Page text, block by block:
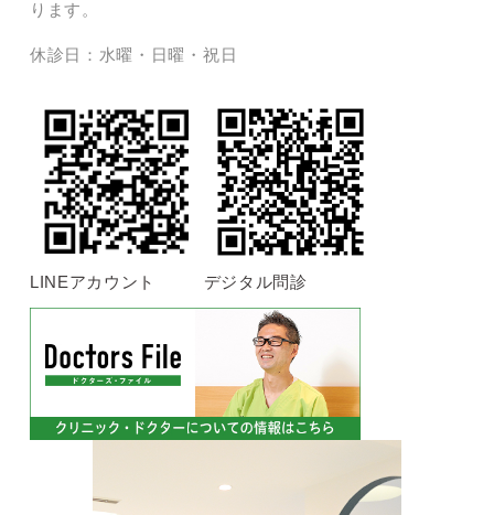
ります。
休診日：水曜・日曜・祝日
LINEアカウント デジタル問診